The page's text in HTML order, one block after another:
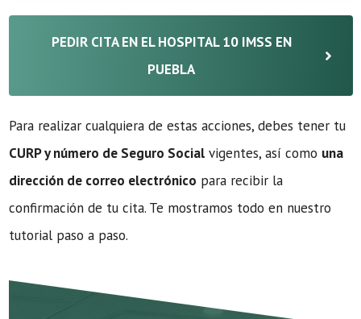
PEDIR CITA EN EL HOSPITAL 10 IMSS EN
PUEBLA
Para realizar cualquiera de estas acciones, debes tener tu
CURP y número de Seguro Social vigentes, así como una
dirección de correo electrónico para recibir la
confirmación de tu cita. Te mostramos todo en nuestro
tutorial paso a paso.